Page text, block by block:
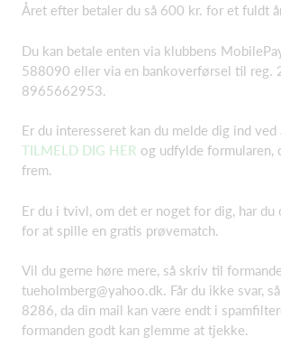
Året efter betaler du så 600 kr. for et fuldt
Du kan betale enten via klubbens
588090 eller via en bankoverførsel til reg.
8965662953.
Er du interesseret kan du melde dig ind
TILMELD DIG HER og udfylde formularen,
frem.
Er du i tvivl, om det er noget for dig, har du
for at spille en gratis prøvematch.
Vil du gerne høre mere, så skriv til
tueholmberg@yahoo.dk. Får du ikke svar,
8286, da din mail kan være endt i
formanden godt kan glemme at tjekke.